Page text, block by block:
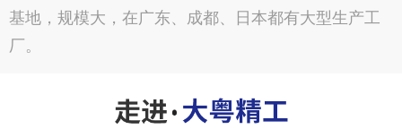
基地，规模大，在广东、成都、日本都有大型生产工
厂。